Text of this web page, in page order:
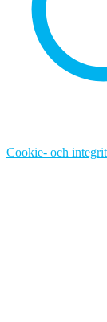
Cookie- och